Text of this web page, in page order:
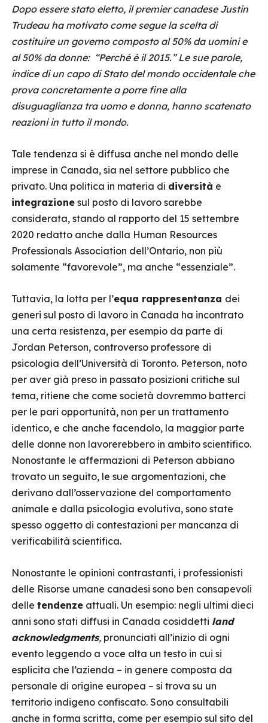
Dopo essere stato eletto, il premier canadese Justin
Trudeau ha motivato come segue la scelta di
costituire un governo composto al 50% da uomini e
al 50% da donne: “Perché è il 2015.” Le sue parole,
indice di un capo di Stato del mondo occidentale che
prova concretamente a porre fine alla
disuguaglianza tra uomo e donna, hanno scatenato
reazioni in tutto il mondo.
Tale tendenza si è diffusa anche nel mondo delle
imprese in Canada, sia nel settore pubblico che
privato. Una politica in materia di diversità e
integrazione sul posto di lavoro sarebbe
considerata, stando al rapporto del 15 settembre
2020 redatto anche dalla Human Resources
Professionals Association dell’Ontario, non più
solamente “favorevole”, ma anche “essenziale”.
Tuttavia, la lotta per l’equa rappresentanza dei
generi sul posto di lavoro in Canada ha incontrato
una certa resistenza, per esempio da parte di
Jordan Peterson, controverso professore di
psicologia dell’Università di Toronto. Peterson, noto
per aver già preso in passato posizioni critiche sul
tema, ritiene che come società dovremmo batterci
per le pari opportunità, non per un trattamento
identico, e che anche facendolo, la maggior parte
delle donne non lavorerebbero in ambito scientifico.
Nonostante le affermazioni di Peterson abbiano
trovato un seguito, le sue argomentazioni, che
derivano dall’osservazione del comportamento
animale e dalla psicologia evolutiva, sono state
spesso oggetto di contestazioni per mancanza di
verificabilità scientifica.
Nonostante le opinioni contrastanti, i professionisti
delle Risorse umane canadesi sono ben consapevoli
delle tendenze attuali. Un esempio: negli ultimi dieci
anni sono stati diffusi in Canada cosiddetti land
acknowledgments, pronunciati all’inizio di ogni
evento leggendo a voce alta un testo in cui si
esplicita che l’azienda – in genere composta da
personale di origine europea – si trova su un
territorio indigeno confiscato. Sono consultabili
anche in forma scritta, come per esempio sul sito del